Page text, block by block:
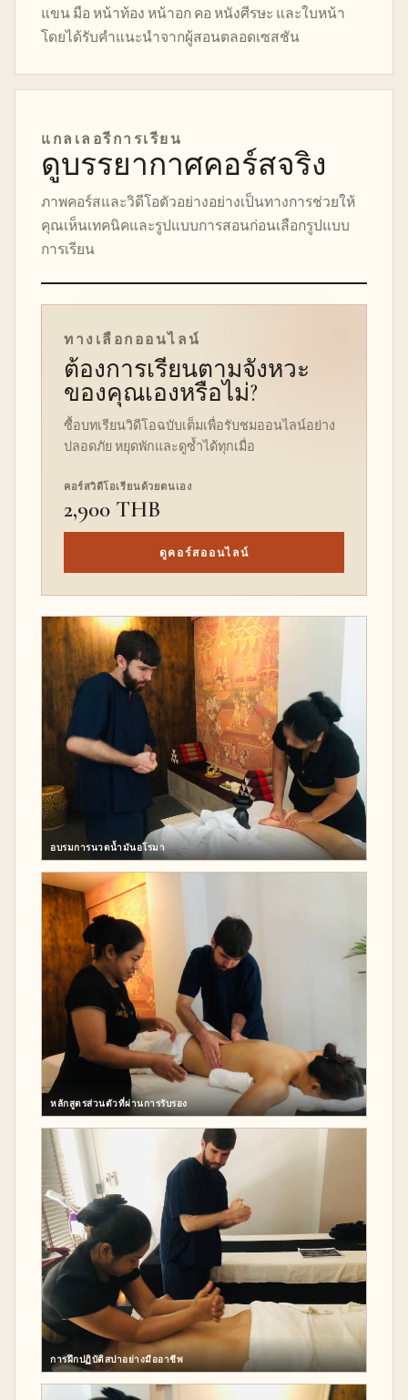
แขน มือ หน้าท้อง หน้าอก คอ หนังศีรษะ และใบหน้า
โดยได้รับคำแนะนำจากผู้สอนตลอดเซสชัน
แกลเลอรีการเรียน
ดูบรรยากาศคอร์สจริง
ภาพคอร์สและวิดีโอตัวอย่างอย่างเป็นทางการช่วยให้
คุณเห็นเทคนิคและรูปแบบการสอนก่อนเลือกรูปแบบ
การเรียน
วิดีโอตัวอย่างคอร์สออนไลน์
ทางเลือกออนไลน์
ต้องการเรียนตามจังหวะ
ของคุณเองหรือไม่?
ซื้อบทเรียนวิดีโอฉบับเต็มเพื่อรับชมออนไลน์อย่าง
ปลอดภัย หยุดพักและดูซ้ำได้ทุกเมื่อ
คอร์สวิดีโอเรียนด้วยตนเอง
2,900 THB
ดูคอร์สออนไลน์
อบรมการนวดน้ำมันอโรมา
หลักสูตรส่วนตัวที่ผ่านการรับรอง
การฝึกปฏิบัติสปาอย่างมืออาชีพ